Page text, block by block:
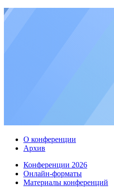
О конференции
Архив
Конференции 2026
Онлайн-форматы
Материалы конференций